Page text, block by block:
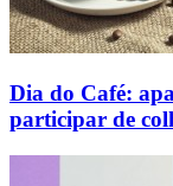
Dia do Café:
participar de